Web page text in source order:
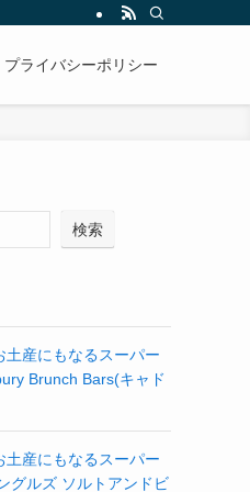
プライバシーポリシー
検索
土産にもなるスーパー
Brunch Bars(キャド
土産にもなるスーパー
グルズ ソルトアンドビ